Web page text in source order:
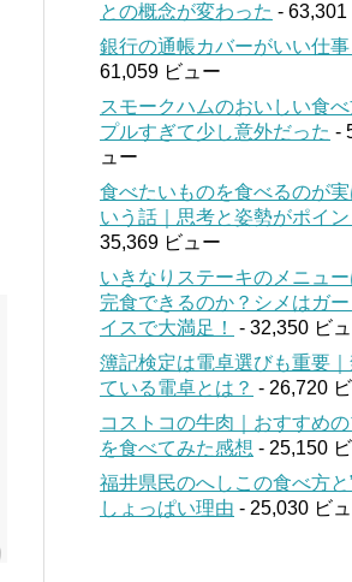
との概念が変わった - 63,301
銀行の通帳カバーがいい仕事
61,059 ビュー
スモークハムのおいしい食
プルすぎて少し意外だった -
ュー
食べたいものを食べるのが実
いう話｜思考と姿勢がポイン
35,369 ビュー
いきなりステーキのメニュ
完食できるのか？シメはガ
イスで大満足！
- 32,350 ビ
簿記検定は電卓選びも重要
ている電卓とは？ - 26,720
コストコの牛肉｜おすすめ
を食べてみた感想 - 25,150
福井県民のへしこの食べ方と
しょっぱい理由 - 25,030 ビ